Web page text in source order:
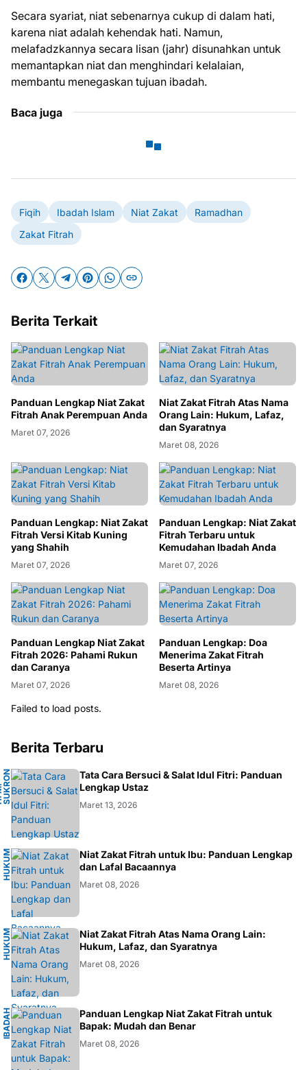
Secara syariat, niat sebenarnya cukup di dalam hati,
karena niat adalah kehendak hati. Namun,
melafadzkannya secara lisan (jahr) disunahkan untuk
memantapkan niat dan menghindari kelalaian,
membantu menegaskan tujuan ibadah.
Baca juga
Fiqih Ibadah Islam Niat Zakat
Ramadhan
Zakat Fitrah
Berita Terkait
Panduan Lengkap Niat Zakat
Fitrah Anak Perempuan Anda
Maret 07, 2026
Niat Zakat Fitrah Atas Nama
Orang Lain: Hukum, Lafaz,
dan Syaratnya
Maret 08, 2026
Panduan Lengkap: Niat Zakat
Fitrah Versi Kitab Kuning
yang Shahih
Maret 07, 2026
Panduan Lengkap: Niat Zakat
Fitrah Terbaru untuk
Kemudahan Ibadah Anda
Maret 07, 2026
Panduan Lengkap Niat Zakat
Fitrah 2026: Pahami Rukun
dan Caranya
Maret 07, 2026
Panduan Lengkap: Doa
Menerima Zakat Fitrah
Beserta Artinya
Maret 08, 2026
Failed to load posts.
Berita Terbaru
NA
Tata Cara Bersuci & Salat Idul Fitri: Panduan
Lengkap Ustaz
Maret 13, 2026
H
U
KU
M
I
S
L
AM
Niat Zakat Fitrah untuk Ibu: Panduan Lengkap
dan Lafal Bacaannya
Maret 08, 2026
H
U
KU
M
I
S
L
AM
Niat Zakat Fitrah Atas Nama Orang Lain:
Hukum, Lafaz, dan Syaratnya
Maret 08, 2026
I
B
A
DA
H
I
S
L
AM
Panduan Lengkap Niat Zakat Fitrah untuk
Bapak: Mudah dan Benar
Maret 08, 2026